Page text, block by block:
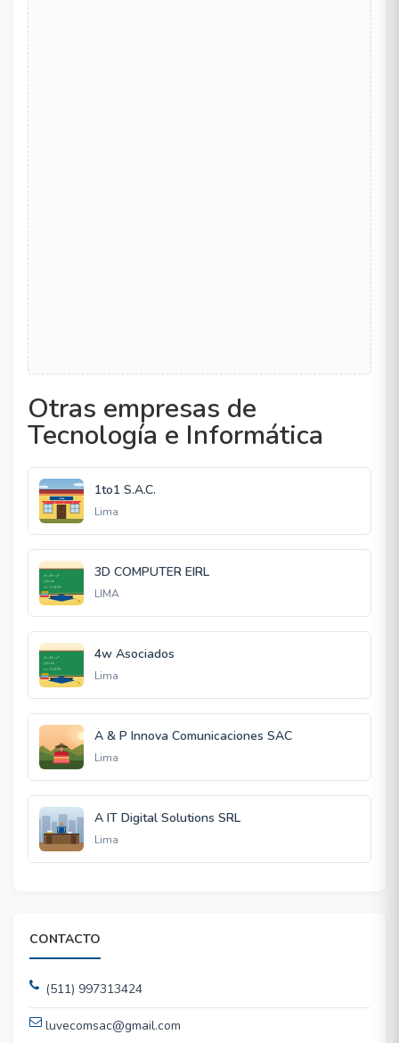
Otras empresas de
Tecnología e Informática
1to1 S.A.C.
Lima
3D COMPUTER EIRL
LIMA
4w Asociados
Lima
A & P Innova Comunicaciones SAC
Lima
A IT Digital Solutions SRL
Lima
CONTACTO
(511) 997313424
luvecomsac@gmail.com